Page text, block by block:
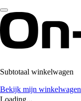
Subtotaal winkelwagen
Bekijk mijn winkelwagen